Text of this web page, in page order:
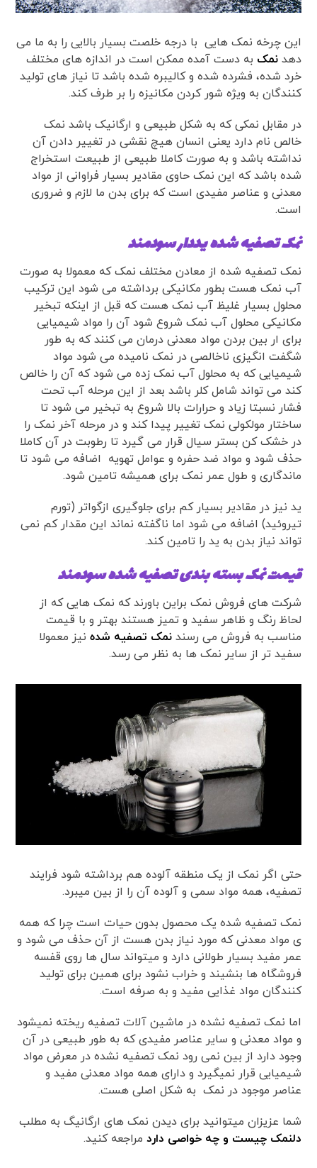
این چرخه نمک هایی با درجه خلصت بسیار بالایی را به ما می
دهدنمک به دست آمده ممکن است در اندازه های مختلف
خرد شده، فشرده شده و کالیبره شده باشد تا نیاز های تولید
کنندگان به ویژه شور کردن مکانیزه را بر طرف کند.
در مقابل نمکی که به شکل طبیعی و ارگانیک باشد نمک
خالص نام دارد یعنی انسان هیچ نقشی در تغییر دادن آن
نداشته باشد و به صورت کاملا طبیعی از طبیعت استخراج
شده باشد که این نمک حاوی مقادیر بسیار فراوانی از مواد
معدنی و عناصر مفیدی است که برای بدن ما لازم و ضروری
است.
نمک تصفیه شده یددار سودمند
نمک تصفیه شده از معادن مختلف نمک که معمولا به صورت
آب نمک هست بطور مکانیکی برداشته می شود این ترکیب
محلول بسیار غلیظ آب نمک هست که قبل از اینکه تبخیر
مکانیکی محلول آب نمک شروع شود آن را مواد شیمیایی
برای ار بین بردن مواد معدنی درمان می کنند که به طور
شگفت انگیزی ناخالصی در نمک نامیده می شود مواد
شیمیایی که به محلول آب نمک زده می شود که آن را خالص
کند می تواند شامل کلر باشد بعد از این مرحله آب تحت
فشار نسبتا زیاد و حرارات بالا شروع به تبخیر می شود تا
ساختار مولکولی نمک تغییر پیدا کند و در مرحله آخر نمک را
در خشک کن بستر سیال قرار می گیرد تا رطوبت در آن کاملا
حذف شود و مواد ضد حفره و عوامل تهویه اضافه می شود تا
ماندگاری و طول عمر نمک برای همیشه تامین شود.
ید نیز در مقادیر بسیار کم برای جلوگیری ازگواتر (تورم
تیروئید) اضافه می شود اما ناگفته نماند این مقدار کم نمی
تواند نیاز بدن به ید را تامین کند.
قیمت نمک بسته بندی تصفیه شده سودمند
شرکت های فروش نمک براین باورند که نمک هایی که از
لحاظ رنگ و ظاهر سفید و تمیز هستند بهتر و با قیمت
مناسب به فروش می رسندنمک تصفیه شده نیز معمولا
سفید تر از سایر نمک ها به نظر می رسد.
حتی اگر نمک از یک منطقه آلوده هم برداشته شود فرایند
تصفیه، همه مواد سمی و آلوده آن را از بین میبرد.
نمک تصفیه شده یک محصول بدون حیات است چرا که همه
ی مواد معدنی که مورد نیاز بدن هست از آن حذف می شود و
عمر مفید بسیار طولانی دارد و میتواند سال ها روی قفسه
فروشگاه ها بنشیند و خراب نشود برای همین برای تولید
کنندگان مواد غذایی مفید و به صرفه است.
اما نمک تصفیه نشده در ماشین آلات تصفیه ریخته نمیشود
و مواد معدنی و سایر عناصر مفیدی که به طور طبیعی در آن
وجود دارد از بین نمی رود نمک تصفیه نشده در معرض مواد
شیمیایی قرار نمیگیرد و دارای همه مواد معدنی مفید و
عناصر موجود در نمک به شکل اصلی هست.
شما عزیزان میتوانید برای دیدن نمک های ارگانیگ به مطلب
دلنمک چیست و چه خواصی دارد مراجعه کنید.